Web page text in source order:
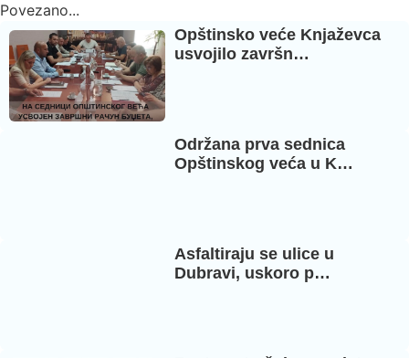
Povezano...
Opštinsko veće Knjaževca
usvojilo završn…
Održana prva sednica
Opštinskog veća u K…
Asfaltiraju se ulice u
Dubravi, uskoro p…